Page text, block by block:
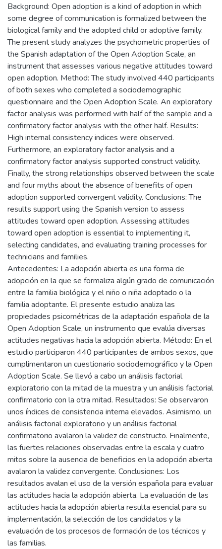
Background: Open adoption is a kind of adoption in which
some degree of communication is formalized between the
biological family and the adopted child or adoptive family.
The present study analyzes the psychometric properties of
the Spanish adaptation of the Open Adoption Scale, an
instrument that assesses various negative attitudes toward
open adoption. Method: The study involved 440 participants
of both sexes who completed a sociodemographic
questionnaire and the Open Adoption Scale. An exploratory
factor analysis was performed with half of the sample and a
confirmatory factor analysis with the other half. Results:
High internal consistency indices were observed.
Furthermore, an exploratory factor analysis and a
confirmatory factor analysis supported construct validity.
Finally, the strong relationships observed between the scale
and four myths about the absence of benefits of open
adoption supported convergent validity. Conclusions: The
results support using the Spanish version to assess
attitudes toward open adoption. Assessing attitudes
toward open adoption is essential to implementing it,
selecting candidates, and evaluating training processes for
technicians and families.
Antecedentes: La adopción abierta es una forma de
adopción en la que se formaliza algún grado de comunicación
entre la familia biológica y el niño o niña adoptado o la
familia adoptante. El presente estudio analiza las
propiedades psicométricas de la adaptación española de la
Open Adoption Scale, un instrumento que evalúa diversas
actitudes negativas hacia la adopción abierta. Método: En el
estudio participaron 440 participantes de ambos sexos, que
cumplimentaron un cuestionario sociodemográfico y la Open
Adoption Scale. Se llevó a cabo un análisis factorial
exploratorio con la mitad de la muestra y un análisis factorial
confirmatorio con la otra mitad. Resultados: Se observaron
unos índices de consistencia interna elevados. Asimismo, un
análisis factorial exploratorio y un análisis factorial
confirmatorio avalaron la validez de constructo. Finalmente,
las fuertes relaciones observadas entre la escala y cuatro
mitos sobre la ausencia de beneficios en la adopción abierta
avalaron la validez convergente. Conclusiones: Los
resultados avalan el uso de la versión española para evaluar
las actitudes hacia la adopción abierta. La evaluación de las
actitudes hacia la adopción abierta resulta esencial para su
implementación, la selección de los candidatos y la
evaluación de los procesos de formación de los técnicos y
las familias.